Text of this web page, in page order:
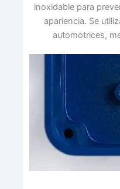
inoxidable para
apariencia. Se
automotrices,